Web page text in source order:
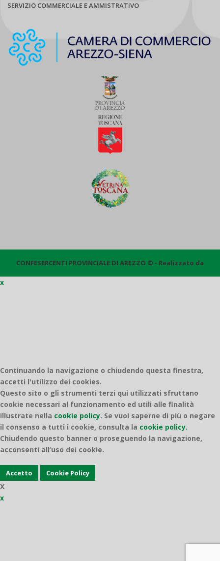
SERVIZIO COMMERCIALE E AMMISTRATIVO
CONFESERCENTI PROVINCIALE DI AREZZO © - Realizzato da
x
Continuando la navigazione o chiudendo questa finestra,
accetti l'utilizzo dei cookies.
Questo sito o gli strumenti terzi qui utilizzati sfruttano
cookie necessari al funzionamento ed utili alle finalità
illustrate nella cookie policy. Se vuoi saperne di più o negare
il consenso a tutti i cookie, consulta la cookie policy.
Chiudendo questo banner o proseguendo la navigazione,
acconsenti all’uso dei cookie.
Accetto Cookie Policy
X
x